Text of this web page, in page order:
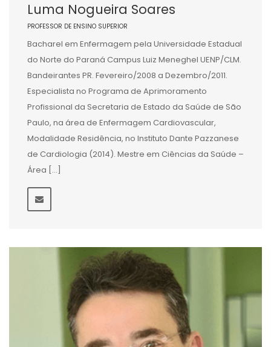
Luma Nogueira Soares
PROFESSOR DE ENSINO SUPERIOR
Bacharel em Enfermagem pela Universidade Estadual
do Norte do Paraná Campus Luiz Meneghel UENP/CLM.
Bandeirantes PR. Fevereiro/2008 a Dezembro/2011.
Especialista no Programa de Aprimoramento
Profissional da Secretaria de Estado da Saúde de São
Paulo, na área de Enfermagem Cardiovascular,
Modalidade Residência, no Instituto Dante Pazzanese
de Cardiologia (2014). Mestre em Ciências da Saúde –
Área […]